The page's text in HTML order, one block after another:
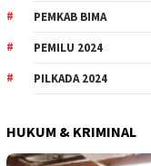
PEMKAB BIMA
PEMILU 2024
PILKADA 2024
HUKUM & KRIMINAL